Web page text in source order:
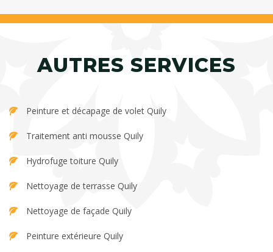
AUTRES SERVICES
Peinture et décapage de volet Quily
Traitement anti mousse Quily
Hydrofuge toiture Quily
Nettoyage de terrasse Quily
Nettoyage de façade Quily
Peinture extérieure Quily